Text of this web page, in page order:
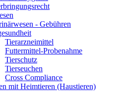
- Gebühren
Tierarzneimittel
Futtermittel-Probenahme
Tierschutz
Tierseuchen
Cross Compliance
mit Heimtieren (Haustieren)